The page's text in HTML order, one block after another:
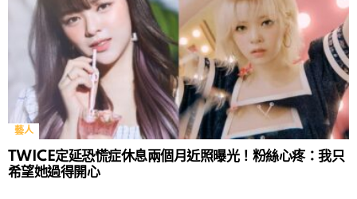
藝人
TWICE定延恐慌症休息兩個月近照曝光！粉絲心疼：我只
希望她過得開心